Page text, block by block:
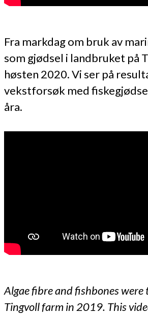
Fra markdag om bruk av
som gjødsel i landbruket på
høsten 2020. Vi ser på
vekstforsøk med
åra.
Algae fibre and fishbones were
Tingvoll farm in 2019. This